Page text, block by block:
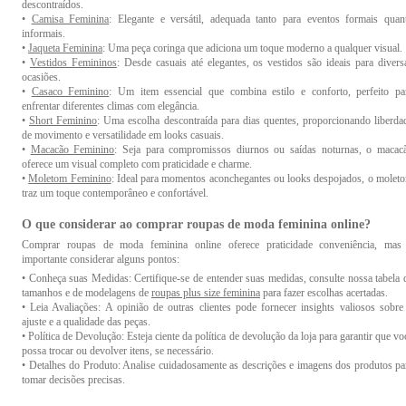
prontamente. Com esses cuidados, suas peças favoritas permanecerão impecáveis por
tempo, prontas para todas as ocasiões.
Instruções de lavagem, armazenamento e manutenção
diferentes tipos de tecidos e materiais:
Lembre-se de verificar as etiquetas de cuidado específicas de cada peça para
melhor manutenção. Esses cuidados ajudarão a preservar a qualidade e a aparência das
roupas e acessórios por mais tempo, as instruções detalhadas para lavagem
armazenamento levam em consideração diferentes tecidos e materiais, o que garante
suas peças permaneçam impecáveis.
ocasiões na moda feminina:
Escolher apropriadamente as roupas para diferentes eventos e ocasiões na moda
envolve optar por peças elegantes para eventos especiais, trajes profissionais
trabalho, conforto descontraído para passeios informais e peças leves ao ar livre.
vestido preto clássico é uma opção versátil para situações imprevistas,
confiança e adequação em todos os contextos.
Misturando diferentes estilos e texturas para criar
interessantes:
descontraídos.
• Camisa Feminina: Elegante e versátil, adequada tanto para eventos formais
informais.
• Jaqueta Feminina: Uma peça coringa que adiciona um toque moderno a qualquer visual.
• Vestidos Femininos: Desde casuais até elegantes, os vestidos são ideais para
ocasiões.
• Casaco Feminino: Um item essencial que combina estilo e conforto, perfeito
enfrentar diferentes climas com elegância.
•Short Feminino: Uma escolha descontraída para dias quentes, proporcionando
de movimento e versatilidade em looks casuais.
• Macacão Feminino: Seja para compromissos diurnos ou saídas noturnas, o
oferece um visual completo com praticidade e charme.
•Moletom Feminino: Ideal para momentos aconchegantes ou looks despojados, o
traz um toque contemporâneo e confortável.
O que considerar ao comprar roupas de moda feminina online?
Comprar roupas de moda feminina online oferece praticidade conveniência,
importante considerar alguns pontos:
• Conheça suas Medidas: Certifique-se de entender suas medidas, consulte nossa tabela
tamanhos e de modelagens de roupas plus size feminina para fazer escolhas acertadas.
• Leia Avaliações: A opinião de outras clientes pode fornecer insights valiosos
ajuste e a qualidade das peças.
• Política de Devolução: Esteja ciente da política de devolução da loja para garantir que
possa trocar ou devolver itens, se necessário.
• Detalhes do Produto: Analise cuidadosamente as descrições e imagens dos produtos
tomar decisões precisas.